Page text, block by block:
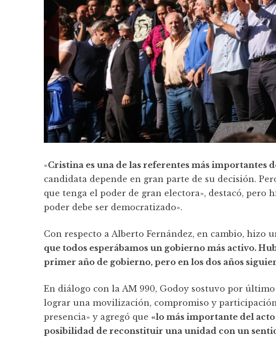
«Cristina es una de las referentes más importantes
candidata depende en gran parte de su decisión.
que tenga el poder de gran electora», destacó, pero
poder debe ser democratizado».
Con respecto a Alberto Fernández, en cambio, hizo
que todos esperábamos un gobierno más activo.
primer año de gobierno, pero en los dos años
En diálogo con la AM 990, Godoy sostuvo por
lograr una movilización, compromiso y
presencia» y agregó que «lo más importante del
posibilidad de reconstituir una unidad con un